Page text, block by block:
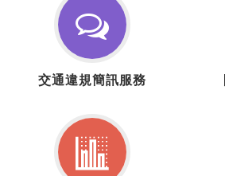
通
規
簡
交通違規簡訊服務